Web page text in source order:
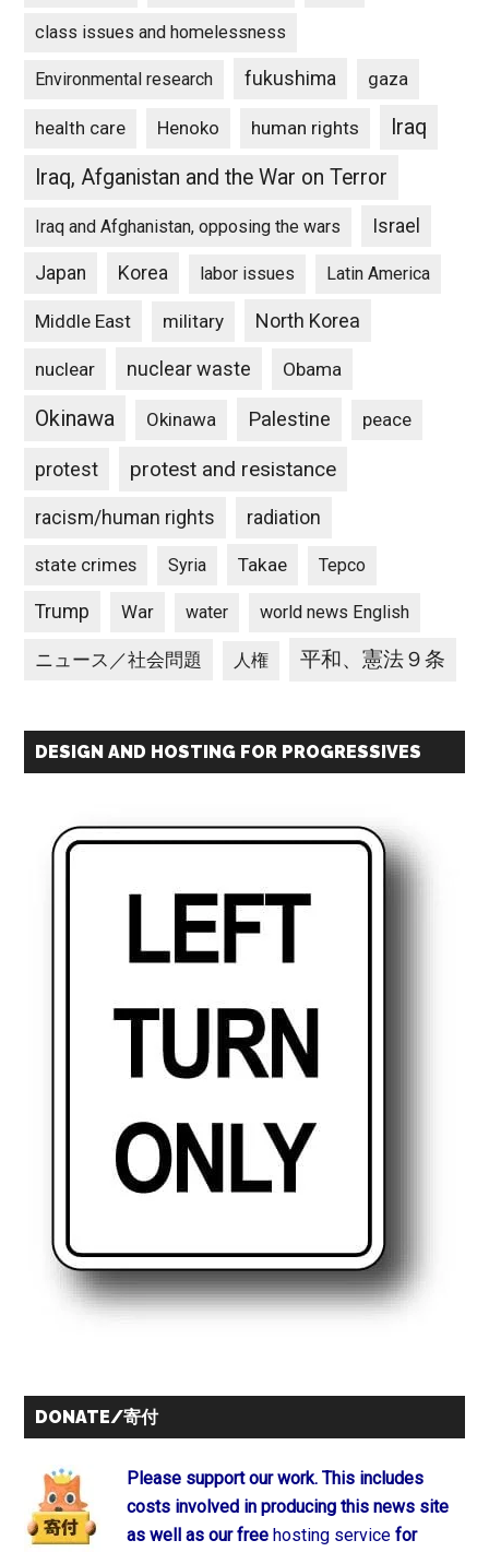
class issues and homelessness
Environmental research fukushima gaza
health care Henoko human rights
Iraq
Iraq, Afganistan and the War on Terror
Iraq and Afghanistan, opposing the wars Israel
Japan Korea labor issues Latin America
Middle East military North Korea
nuclear nuclear waste Obama
Okinawa Okinawa Palestine peace
protest protest and resistance
racism/human rights radiation
state crimes Syria Takae Tepco
Trump War water world news English
ニュース／社会問題 人権 平和、憲法９条
DESIGN AND HOSTING FOR PROGRESSIVES
DONATE/寄付
Please support our work. This includes
costs involved in producing this news site
as well as our freehosting service for